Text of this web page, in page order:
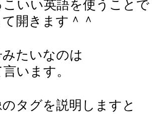
こいい英語を使うことで
開きます＾＾
たいなのは
います。
タグを説明しますと